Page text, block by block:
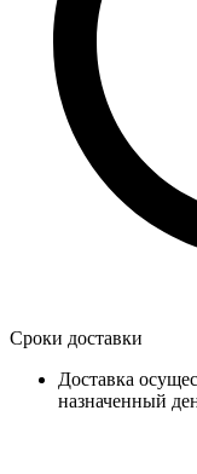
Сроки доставки
Доставка
назначенный